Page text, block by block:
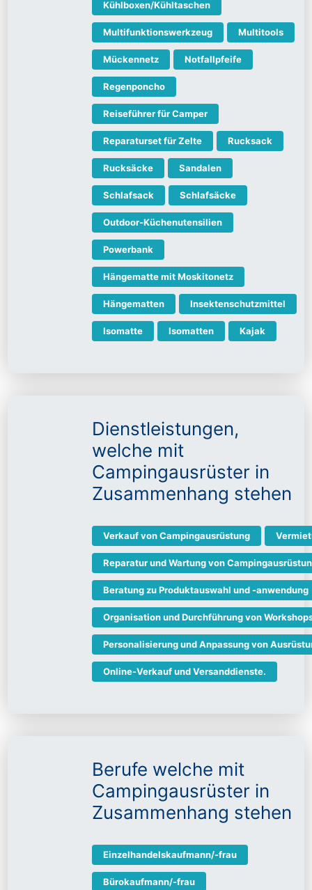
Kühlboxen/Kühltaschen
Multifunktionswerkzeug Multitools
Mückennetz Notfallpfeife
Regenponcho
Reiseführer für Camper
Reparaturset für Zelte Rucksack
Rucksäcke Sandalen
Schlafsack Schlafsäcke
Outdoor-Küchenutensilien
Powerbank
Hängematte mit Moskitonetz
Hängematten Insektenschutzmittel
Isomatte Isomatten Kajak
Dienstleistungen,
welche mit
Campingausrüster in
Zusammenhang stehen
Verkauf von Campingausrüstung
Reparatur und Wartung von
Beratung zu Produktauswahl und -anwendung
Organisation und Durchführung von
Personalisierung und Anpassung von
Online-Verkauf und Versanddienste.
Berufe welche mit
Campingausrüster in
Zusammenhang stehen
Einzelhandelskaufmann/-frau
Bürokaufmann/-frau